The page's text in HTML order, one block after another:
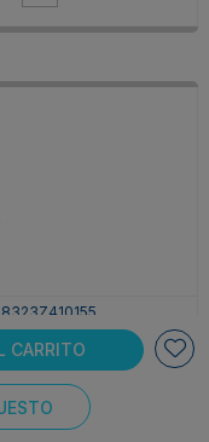
CARRITO
41
MARINO
En stock